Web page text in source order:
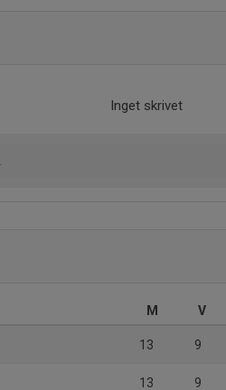
Inget skrivet
M V
13 9
13 9